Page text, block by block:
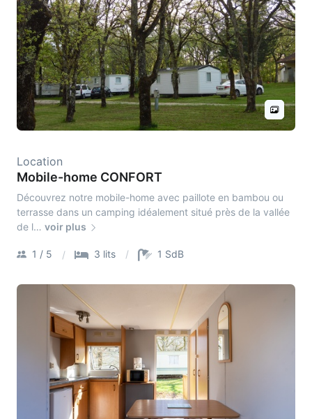
Location
Mobile-home CONFORT
Découvrez notre mobile-home avec paillote en bambou ou
terrasse dans un camping idéalement situé près de la vallée
de l… voir plus
1 / 5 3 lits 1 SdB